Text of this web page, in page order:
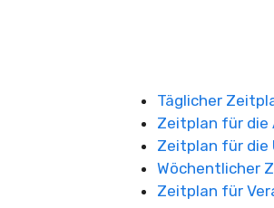
Täglicher
Zeitplan für die
Zeitplan für die
Wöchentlicher
Zeitplan für